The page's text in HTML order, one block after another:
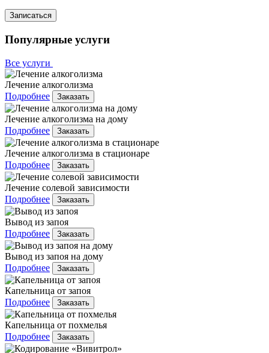
Записаться
Популярные услуги
Все услуги
Лечение алкоголизма
Подробнее
Заказать
Лечение алкоголизма на дому
Подробнее
Заказать
Лечение алкоголизма в стационаре
Подробнее
Заказать
Лечение солевой зависимости
Подробнее
Заказать
Вывод из запоя
Подробнее
Заказать
Вывод из запоя на дому
Подробнее
Заказать
Капельница от запоя
Подробнее
Заказать
Капельница от похмелья
Подробнее
Заказать